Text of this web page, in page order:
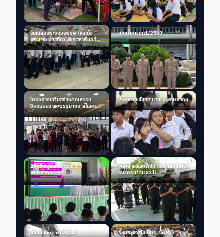
วันเฉลิมพระชนมพรรษา สมเด็จ
พระนางเจ้าสุทิดา พัชรสุธาพิมลลัก
ษณ พระบรมราชินี
เปิดภาคเรียน1/2569
โครงการเสริมสร้างคุณธรรม
จริยธรรม และธรรมาภิบาลในสถาน
ศึกษา
2569 ปฐมนิเทศ ปวส. 8 พฤษภาคม
2569 ปฐมนิเทศ ปวช. 6-7
พฤษภาคม
วันคล้ายวันสถาปนา วิทยาลัยเทคนิค
เลย ครบรอบ 87 ปี
ปัจฉิมloeitech 2024 รับประกาศนียบัตร 2568